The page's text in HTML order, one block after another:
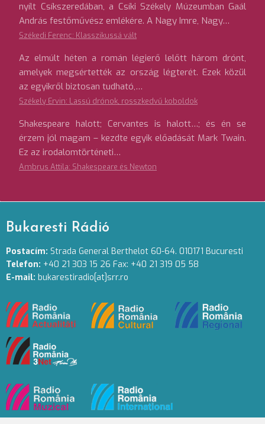
nyílt Csíkszeredában, a Csíki Székely Múzeumban Gaál
András festőművész emlékére. A Nagy Imre, Nagy…
Székedi Ferenc: Klasszikussá vált
Az elmúlt héten a román légierő lelőtt három drónt,
amelyek megsértették az ország légterét. Ezek közül
az egyikről biztosan tudható,…
Székely Ervin: Lassú drónok, rosszkedvű koboldok
Shakespeare halott; Cervantes is halott…; és én se
érzem jól magam – kezdte egyik előadását Mark Twain.
Ez az irodalomtörténeti…
Ambrus Attila: Shakespeare és Newton
Bukaresti Rádió
Postacím: Strada General Berthelot 60-64. 010171 Bucuresti
Telefon: +40 21 303 15 26 Fax: +40 21 319 05 58
E-mail: bukarestiradio[at]srr.ro